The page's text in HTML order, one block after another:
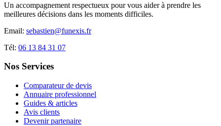
Un accompagnement respectueux pour vous aider à prendre les
meilleures décisions dans les moments difficiles.
Email: sebastien@funexis.fr
Tél: 06 13 84 31 07
Nos Services
Comparateur de devis
Annuaire professionnel
Guides & articles
Avis clients
Devenir partenaire